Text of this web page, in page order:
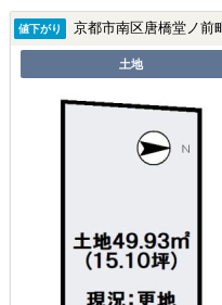
値下がり 京都市南区唐橋堂ノ前
土地